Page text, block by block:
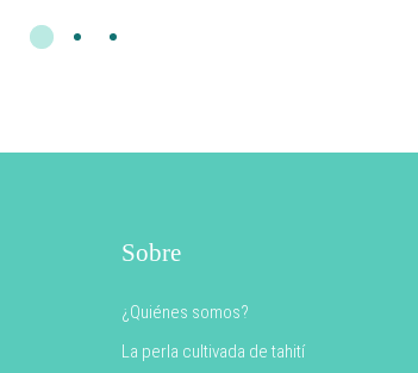
Sobre
¿Quiénes somos?
La perla cultivada de tahití